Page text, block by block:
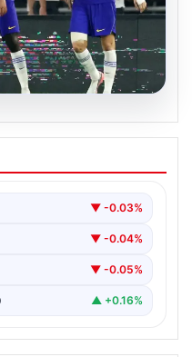
Hazırlık
Milan’ı 3-0▼ -0.03%
▼ -0.04%
▼ -0.05%
▲ +0.16%